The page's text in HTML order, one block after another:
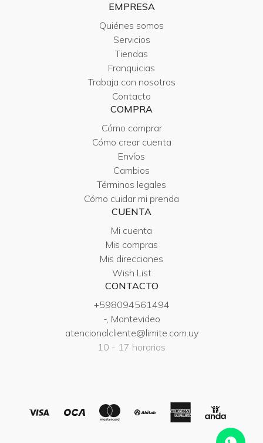
EMPRESA
Quiénes somos
Servicios
Tiendas
Franquicias
Trabaja con nosotros
Contacto
COMPRA
Cómo comprar
Cómo crear cuenta
Envíos
Cambios
Términos legales
Cómo cuidar mi prenda
CUENTA
Mi cuenta
Mis compras
Mis direcciones
Wish List
CONTACTO
+598094561494
-, Montevideo
atencionalcliente@limite.com.uy
10 - 17 horarios